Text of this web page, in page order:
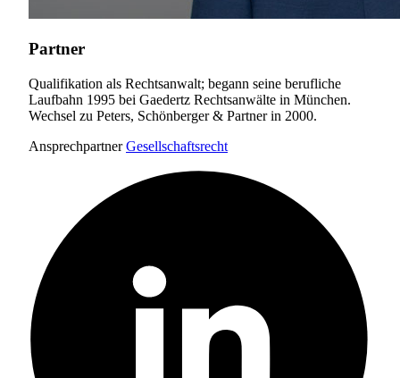
Partner
Qualifikation als Rechtsanwalt; begann seine berufliche
Laufbahn 1995 bei Gaedertz Rechtsanwälte in München.
Wechsel zu Peters, Schönberger & Partner in 2000.
Ansprechpartner Gesellschaftsrecht